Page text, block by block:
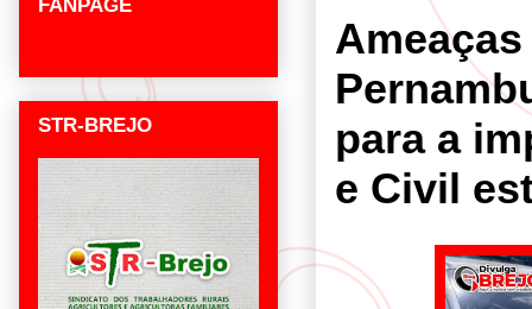
para a
e Civil
FANPAGE
STR-BREJO